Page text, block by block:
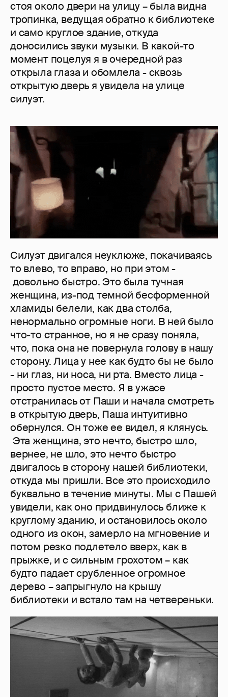
стоя около двери на улицу – была видна
тропинка, ведущая обратно к библиотеке
и само круглое здание, откуда
доносились звуки музыки. В какой-то
момент поцелуя я в очередной раз
открыла глаза и обомлела - сквозь
открытую дверь я увидела на улице
силуэт.
Силуэт двигался неуклюже, покачиваясь
то влево, то вправо, но при этом -
довольно быстро. Это была тучная
женщина, из-под темной бесформенной
хламиды белели, как два столба,
ненормально огромные ноги. В ней было
что-то странное, но я не сразу поняла,
что, пока она не повернула голову в нашу
сторону. Лица у нее как будто бы не было
- ни глаз, ни носа, ни рта. Вместо лица -
просто пустое место. Я в ужасе
отстранилась от Паши и начала смотреть
в открытую дверь, Паша интуитивно
обернулся. Он тоже ее видел, я клянусь.
Эта женщина, это нечто, быстро шло,
вернее, не шло, это нечто быстро
двигалось в сторону нашей библиотеки,
откуда мы пришли. Все это происходило
буквально в течение минуты. Мы с Пашей
увидели, как оно придвинулось ближе к
круглому зданию, и остановилось около
одного из окон, замерло на мгновение и
потом резко подлетело вверх, как в
прыжке, и с сильным грохотом – как
будто падает срубленное огромное
дерево – запрыгнуло на крышу
библиотеки и встало там на четвереньки.